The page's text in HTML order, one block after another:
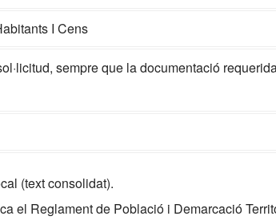
I Cens
sempre que la documentació
(text consolidat).
el Reglament de Població i Demarcació